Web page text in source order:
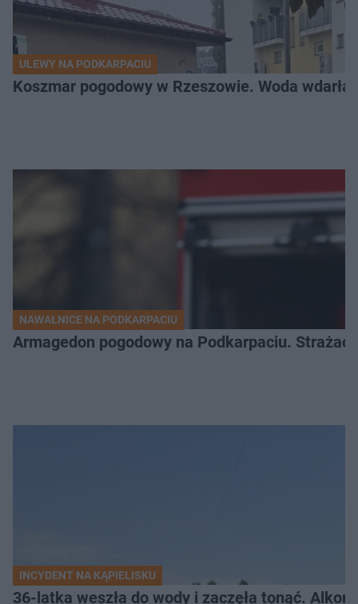
ULEWY NA PODKARPACIU
Koszmar pogodowy w Rzeszowie. Woda
NAWAŁNICE NA PODKARPACIU
Armagedon pogodowy na Podkarpaciu.
INCYDENT NA KĄPIELISKU
36-latka weszła do wody i zaczęła tonąć.